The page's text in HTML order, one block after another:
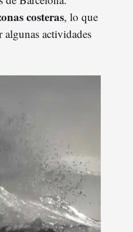
costeras, lo que
algunas actividades